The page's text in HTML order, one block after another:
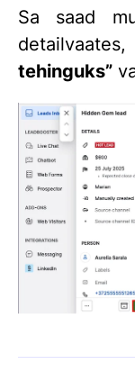
Sa saad
tehinguks”